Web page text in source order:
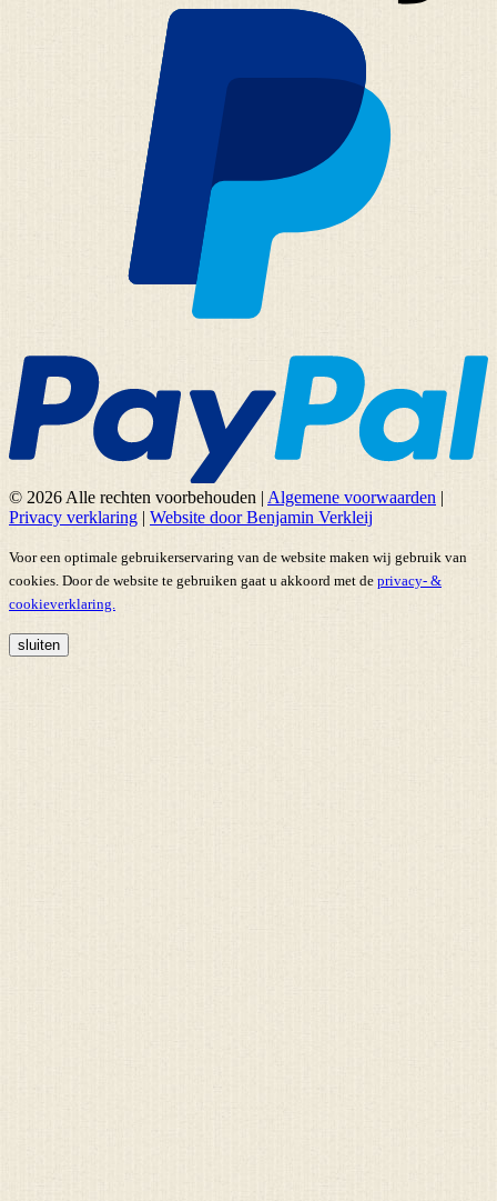
© 2026 Alle rechten voorbehouden | Algemene voorwaarden |
Privacy verklaring | Website door Benjamin Verkleij
Voor een optimale gebruikerservaring van de website maken wij gebruik van
cookies. Door de website te gebruiken gaat u akkoord met de privacy- &
cookieverklaring.
sluiten